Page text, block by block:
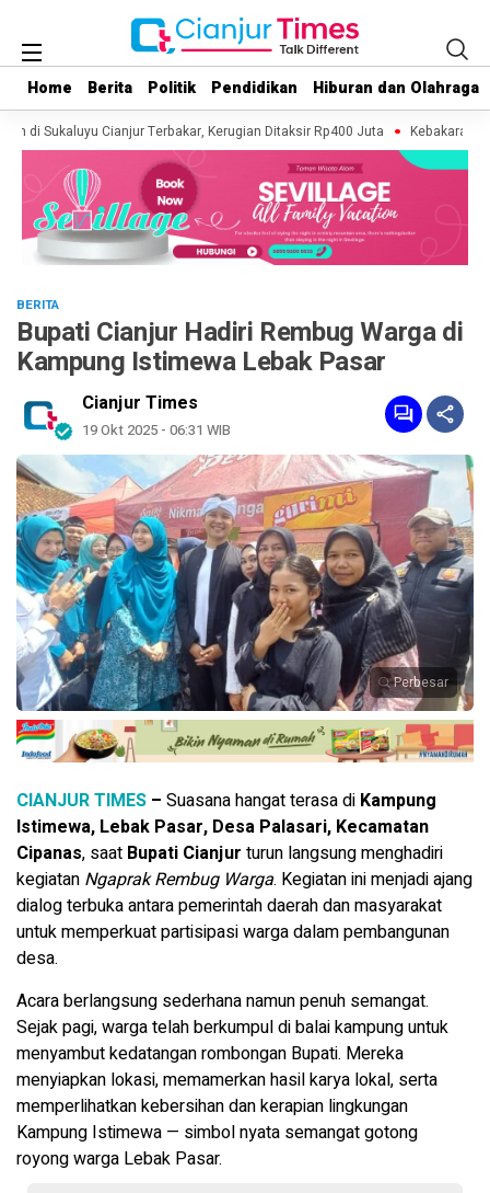
Home Berita Politik Pendidikan Hiburan dan Olahraga
Home Berita Politik Pendidikan Hiburan dan Olahraga
Sukaluyu Cianjur Terbakar, Kerugian Ditaksir Rp400 Juta Kebakaran
BERITA
Bupati Cianjur Hadiri Rembug Warga di
Kampung Istimewa Lebak Pasar
Cianjur Times
19 Okt 2025 - 06:31 WIB
Perbesar
CIANJUR TIMES – Suasana hangat terasa di Kampung
Istimewa, Lebak Pasar, Desa Palasari, Kecamatan
Cipanas, saat Bupati Cianjur turun langsung menghadiri
kegiatan Ngaprak Rembug Warga. Kegiatan ini menjadi ajang
dialog terbuka antara pemerintah daerah dan masyarakat
untuk memperkuat partisipasi warga dalam pembangunan
desa.
Acara berlangsung sederhana namun penuh semangat.
Sejak pagi, warga telah berkumpul di balai kampung untuk
menyambut kedatangan rombongan Bupati. Mereka
menyiapkan lokasi, memamerkan hasil karya lokal, serta
memperlihatkan kebersihan dan kerapian lingkungan
Kampung Istimewa — simbol nyata semangat gotong
royong warga Lebak Pasar.